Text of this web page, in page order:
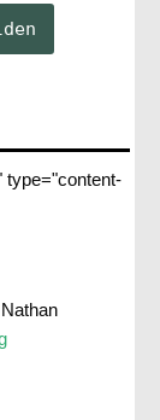
type="content-